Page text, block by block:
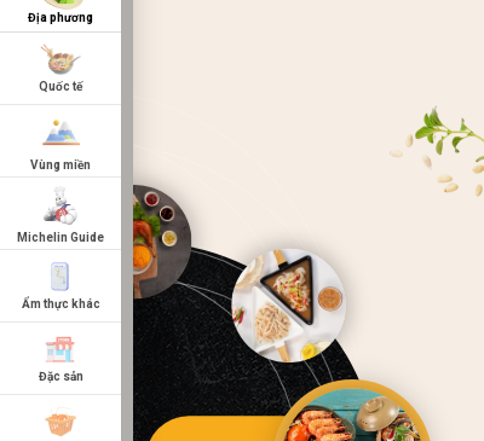
Địa phương
Quốc tế
Vùng miền
Michelin Guide
Ẩm thực khác
Đặc sản